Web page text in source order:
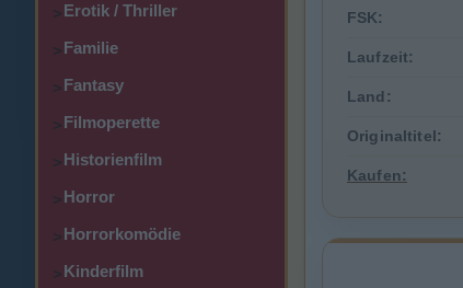
>Erotik / Thriller
>Familie
>Fantasy
>Filmoperette
>Historienfilm
>Horror
>Horrorkomödie
>Kinderfilm
FSK:
Laufzeit:
Land:
Originaltitel:
Kaufen: